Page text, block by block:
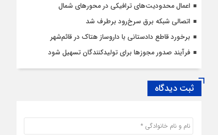
اعمال محدودیت‌‌های ترافیکی در محورهای شمال
اتصالی شبکه برق سرخ‌رود برطرف شد
برخورد قاطع دادستانی با داروساز هتاک در قائم‌شهر
فرآیند صدور مجوزها برای تولیدکنندگان تسهیل شود
ثبت دیدگاه